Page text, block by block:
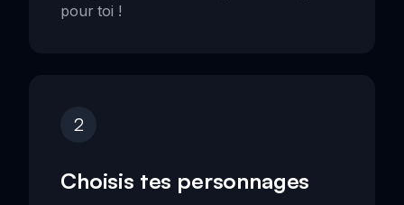
pour toi !
2
Choisis tes personnages